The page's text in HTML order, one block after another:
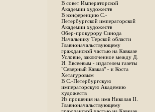
В совет Императорской
Академии художеств
В конференцию С.-
Петербургской императорской
Академии художеств
Обер-прокурору Синода
Начальнику Терской области
Главноначальствующему
гражданской частью на Кавказе
Условие, заключенное между Д.
И. Евсеевым - издателем газеты
"Северный Кавказ" - и Коста
Хетагуровым
В С.-Петербургскую
императорскую Академию
художеств
Из прошения на имя Николая II.
Главноначальствующему